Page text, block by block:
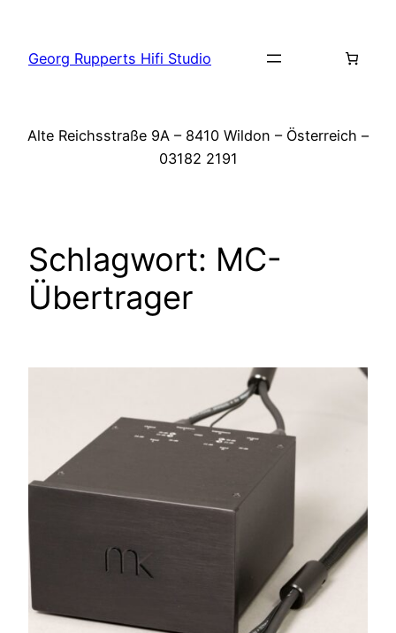
springen
Georg Rupperts Hifi Studio
Alte Reichsstraße 9A – 8410 Wildon – Österreich –
03182 2191
Schlagwort: MC-
Übertrager